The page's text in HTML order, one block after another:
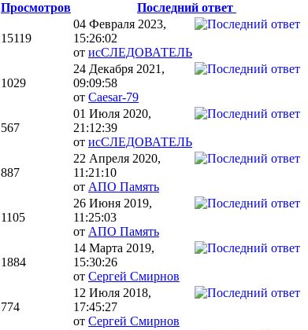
Просмотров Последний ответ
15119
04 Февраля 2023,
15:26:02
от исСЛЕДОВАТЕЛЬ
1029
24 Декабря 2021,
09:09:58
от Caesar-79
567
01 Июля 2020,
21:12:39
от исСЛЕДОВАТЕЛЬ
887
22 Апреля 2020,
11:21:10
от АПО Память
1105
26 Июня 2019,
11:25:03
от АПО Память
1884
14 Марта 2019,
15:30:26
от Сергей Смирнов
774
12 Июля 2018,
17:45:27
от Сергей Смирнов